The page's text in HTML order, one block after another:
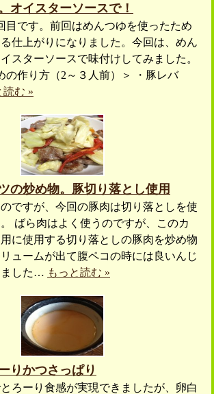
オイスターソースで！
目です。前回はめんつゆを使ったため
仕上がりになりました。今回は、めん
スターソースで味付けしてみました。
の作り方（2～３人前）＞ ・豚レバ
読む »
の炒め物。豚切り落とし使用
ですが、今回の豚肉は切り落としを使
ばら肉はよく使うのですが、このカ
に使用する切り落としの豚肉を炒め物
ュームが出て腹ペコの時には良いんじ
ました… もっと読む »
りかつさっぱり
ろーり食感が実現できましたが、卵白